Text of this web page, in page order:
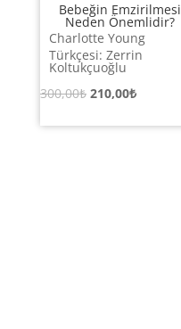
Bebeğin Emzirilmesi
Neden Önemlidir?
Charlotte Young
Türkçesi: Zerrin
Koltukçuoğlu
300,00₺ Orijinal
210,00₺Şu